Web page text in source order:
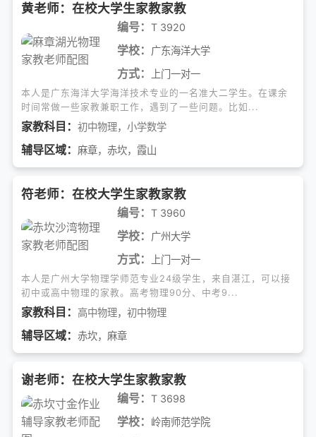
黄老师：在校大学生家教家教
编号： T 3920
学校： 广东海洋大学
方式： 上门一对一
本人是广东海洋大学海洋技术专业的一名准大二学生。在课余
时间常做一些家教兼职工作，遇到了一些问题。比如...
家教科目： 初中物理， 小学数学
辅导区域： 麻章，赤坎，霞山
符老师：在校大学生家教家教
编号： T 3960
学校： 广州大学
方式： 上门一对一
本人是广州大学物理学师范专业24级学生，来自湛江，可以接
初中或高中物理的家教。高考物理90分、中考9...
家教科目： 高中物理， 初中物理
辅导区域： 赤坎，麻章
谢老师：在校大学生家教家教
编号： T 3698
学校： 岭南师范学院